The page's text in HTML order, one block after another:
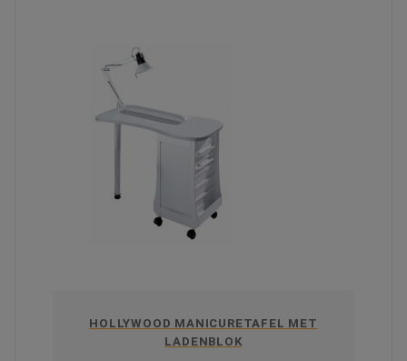
HOLLYWOOD MANICURETAFEL MET
LADENBLOK